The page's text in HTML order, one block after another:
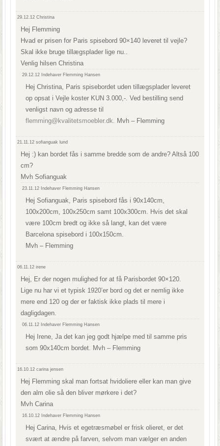
29.12.12Christina
Hej Flemming
Hvad er prisen for Paris spisebord 90×140 leveret til vejle?
Skal ikke bruge tillægsplader lige nu..
Venlig hilsen Christina
29.12.12 Indehaver Flemming Hansen
Hej Christina, Paris spisebordet uden tillægsplader leveret
op opsat i Vejle koster KUN 3.000,-. Ved bestilling send
venligst navn og adresse til
flemming@kvalitetsmoebler.dk. Mvh – Flemming
21.11.12sofianguak lund
Hej :) kan bordet fås i samme bredde som de andre? Altså 100
cm?
Mvh Sofianguak
23.11.12 Indehaver Flemming Hansen
Hej Sofianguak, Paris spisebord fås i 90x140cm,
100x200cm, 100x250cm samt 100x300cm. Hvis det skal
være 100cm bredt og ikke så langt, kan det være
Barcelona spisebord i 100x150cm.
Mvh – Flemming
06.11.12irene
Hej, Er der nogen mulighed for at få Parisbordet 90×120.
Lige nu har vi et typisk 1920’er bord og det er nemlig ikke
mere end 120 og der er faktisk ikke plads til mere i
dagligdagen.
06.11.12 Indehaver Flemming Hansen
Hej Irene, Ja det kan jeg godt hjælpe med til samme pris
som 90x140cm bordet. Mvh – Flemming
16.10.12carina jensen
Hej Flemming skal man fortsat hvidoliere eller kan man give
den alm olie så den bliver mørkere i det?
Mvh Carina
16.10.12 Indehaver Flemming Hansen
Hej Carina, Hvis et egetræsmøbel er frisk olieret, er det
svært at ændre på farven, selvom man vælger en anden